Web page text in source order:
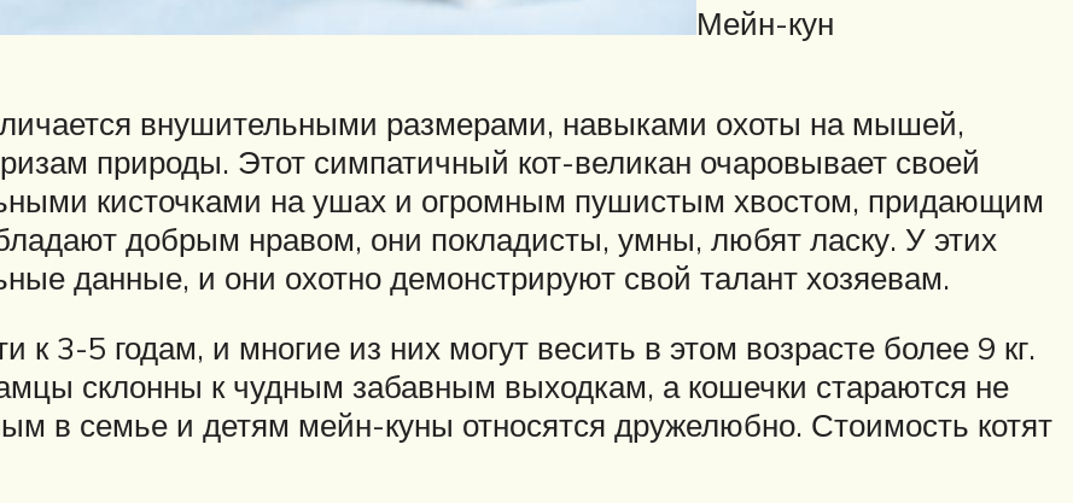
Мейн-кун
внушительными размерами, навыками охоты на мышей,
природы. Этот симпатичный кот-великан очаровывает своей
кисточками на ушах и огромным пушистым хвостом, придающим
добрым нравом, они покладисты, умны, любят ласку. У этих
данные, и они охотно демонстрируют свой талант хозяевам.
к 3-5 годам, и многие из них могут весить в этом возрасте более 9 кг.
склонны к чудным забавным выходкам, а кошечки стараются не
в семье и детям мейн-куны относятся дружелюбно. Стоимость котят